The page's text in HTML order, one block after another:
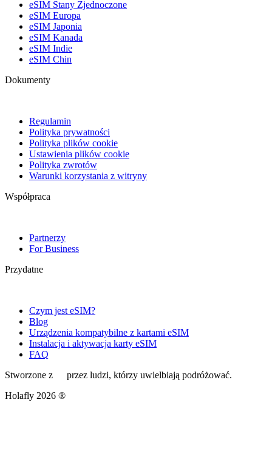
eSIM Stany Zjednoczone
eSIM Europa
eSIM Japonia
eSIM Kanada
eSIM Indie
eSIM Chin
Dokumenty
Regulamin
Polityka prywatności
Polityka plików cookie
Ustawienia plików cookie
Polityka zwrotów
Warunki korzystania z witryny
Współpraca
Partnerzy
For Business
Przydatne
Czym jest eSIM?
Blog
Urządzenia kompatybilne z kartami eSIM
Instalacja i aktywacja karty eSIM
FAQ
Stworzone z
przez ludzi, którzy uwielbiają podróżować.
Holafly 2026 ®